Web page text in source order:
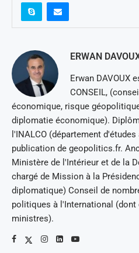
ERWAN
Erwan DAVOUX
CONSEIL,
économique, risque
diplomatie économique).
l'INALCO (département
publication de geopolitics.fr.
Ministère de l'Intérieur et de la
chargé de Mission à la
diplomatique) Conseil de
politiques à l'International (dont
ministres).